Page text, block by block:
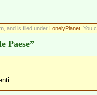
and is filed under LonelyPlanet. You
Paese”